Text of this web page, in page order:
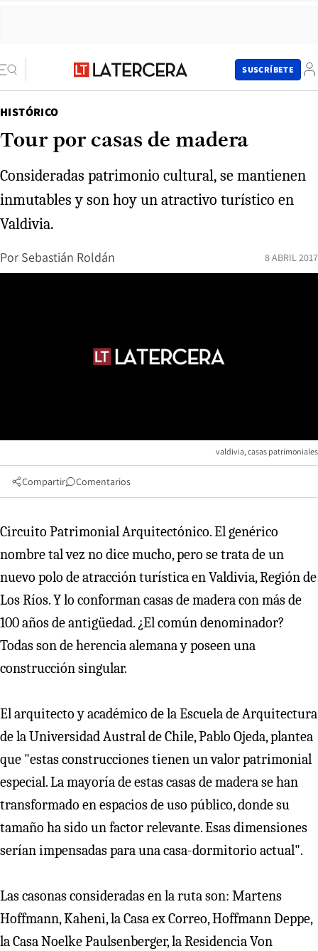
SUSCRÍBETE
HISTÓRICO
Tour por casas de madera
Consideradas patrimonio cultural, se mantienen
inmutables y son hoy un atractivo turístico en
Valdivia.
Por Sebastián Roldán 8 ABRIL 2017
valdivia, casas patrimoniales
Compartir Comentarios
Circuito Patrimonial Arquitectónico. El genérico
nombre tal vez no dice mucho, pero se trata de un
nuevo polo de atracción turística en Valdivia, Región de
Los Ríos. Y lo conforman casas de madera con más de
100 años de antigüedad. ¿El común denominador?
Todas son de herencia alemana y poseen una
construcción singular.
El arquitecto y académico de la Escuela de Arquitectura
de la Universidad Austral de Chile, Pablo Ojeda, plantea
que "estas construcciones tienen un valor patrimonial
especial. La mayoría de estas casas de madera se han
transformado en espacios de uso público, donde su
tamaño ha sido un factor relevante. Esas dimensiones
serían impensadas para una casa-dormitorio actual".
Las casonas consideradas en la ruta son: Martens
Hoffmann, Kaheni, la Casa ex Correo, Hoffmann Deppe,
la Casa Noelke Paulsenberger, la Residencia Von